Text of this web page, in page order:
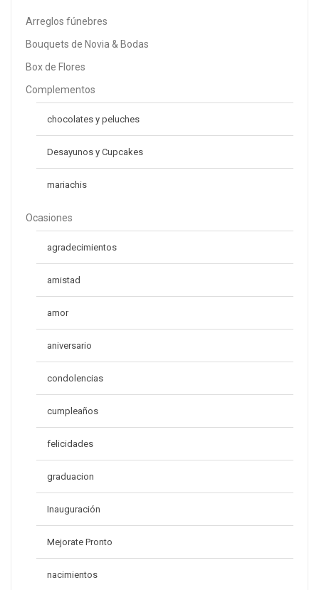
Arreglos fúnebres
Bouquets de Novia & Bodas
Box de Flores
Complementos
chocolates y peluches
Desayunos y Cupcakes
mariachis
Ocasiones
agradecimientos
amistad
amor
aniversario
condolencias
cumpleaños
felicidades
graduacion
Inauguración
Mejorate Pronto
nacimientos